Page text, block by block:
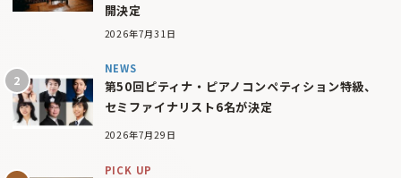
開決定
2026年7月31日
NEWS
第50回ピティナ・ピアノコンペティション特級、
セミファイナリスト6名が決定
2026年7月29日
PICK UP